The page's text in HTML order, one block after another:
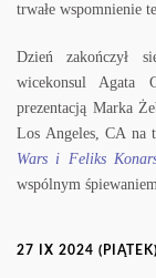
trwałe wspomnienie
Dzień zakończył
wicekonsul Agata
prezentacją Marka
Los Angeles, CA na
Wars i Feliks
wspólnym
27 IX 2024